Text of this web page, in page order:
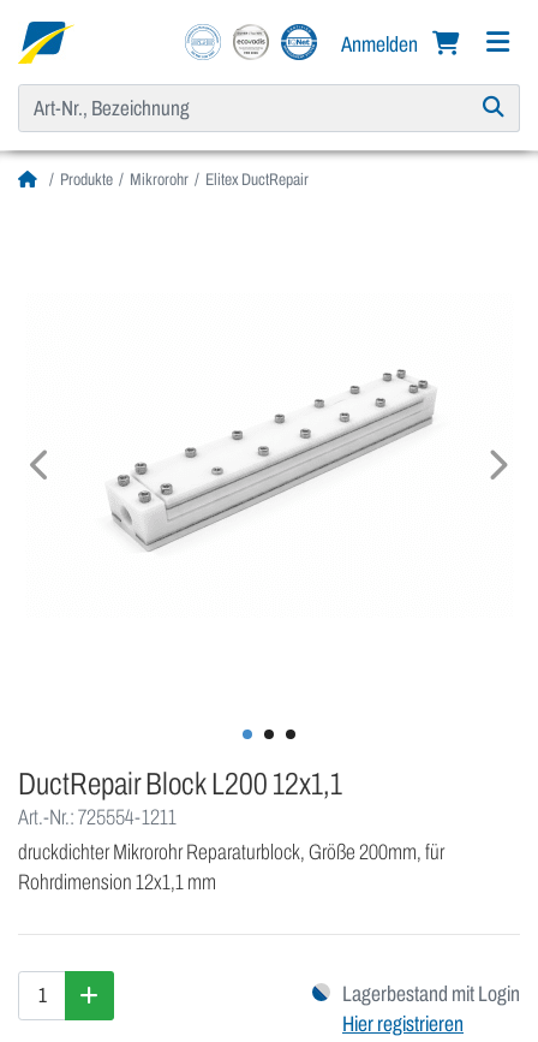
Anmelden
Produkte Mikrorohr Elitex DuctRepair
DuctRepair Block L200 12x1,1
Art.-Nr.: 725554-1211
druckdichter Mikrorohr Reparaturblock, Größe 200mm, für
Rohrdimension 12x1,1 mm
Lagerbestand mit Login
Hier registrieren